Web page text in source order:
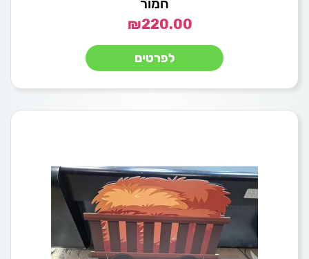
חמור
₪220.00
לפרטים